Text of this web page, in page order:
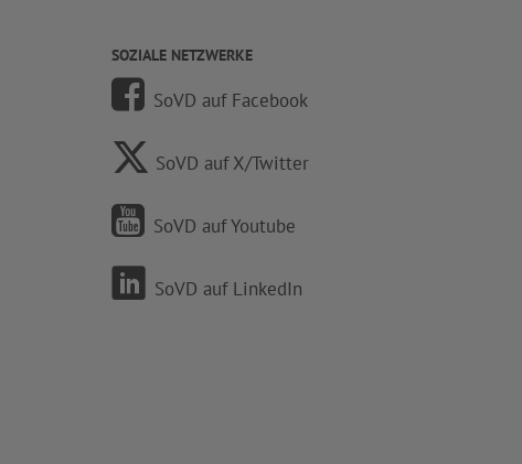
SOZIALE NETZWERKE
SoVD auf Facebook
SoVD auf X/Twitter
SoVD auf Youtube
SoVD auf LinkedIn